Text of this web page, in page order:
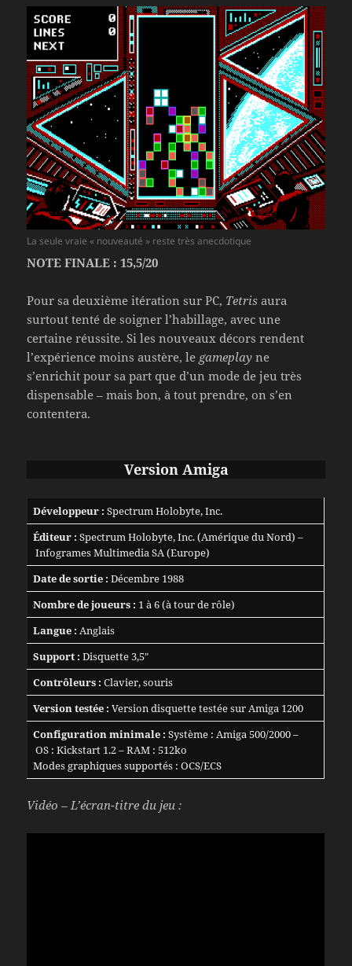
La seule vraie « nouveauté » reste très anecdotique
NOTE FINALE : 15,5/20
Pour sa deuxième itération sur PC, Tetris aura
surtout tenté de soigner l’habillage, avec une
certaine réussite. Si les nouveaux décors rendent
l’expérience moins austère, le gameplay ne
s’enrichit pour sa part que d’un mode de jeu très
dispensable – mais bon, à tout prendre, on s’en
contentera.
Version Amiga
Développeur : Spectrum Holobyte, Inc.
Éditeur : Spectrum Holobyte, Inc. (Amérique du Nord) –
Infogrames Multimedia SA (Europe)
Date de sortie : Décembre 1988
Nombre de joueurs : 1 à 6 (à tour de rôle)
Langue : Anglais
Support : Disquette 3,5″
Contrôleurs : Clavier, souris
Version testée : Version disquette testée sur Amiga 1200
Configuration minimale : Système : Amiga 500/2000 –
OS : Kickstart 1.2 – RAM : 512ko
Modes graphiques supportés : OCS/ECS
Vidéo – L’écran-titre du jeu :